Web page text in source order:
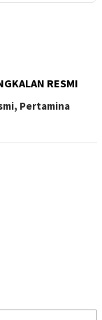
RESMI
Pertamina